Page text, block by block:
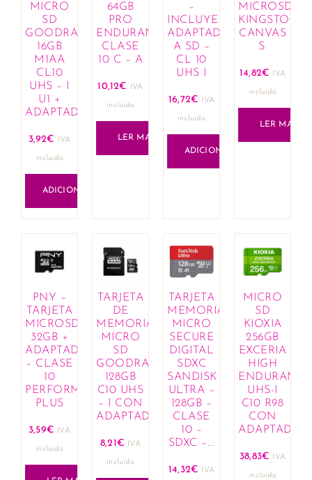
MICRO
SD
GOODRAM
16GB
M1AA
CL10
UHS – I
U1 +
ADAPTADOR
3,92€ IVA
incluido
ADICIONAR
64GB
PRO
ENDURANCE
CLASE
10 C – A
10,12€ IVA
incluido
LER MAIS
–
INCLUYE
ADAPTADOR
A SD –
CL 10
UHS I
16,72€ IVA
incluido
ADICIONAR
MICROSD
KINGSTON
CANVAS
S·
14,82€ IVA
incluido
LER MAIS
PNY –
TARJETA
MICROSD
32GB +
ADAPTADOR
– CLASE
10
PERFORMANCE
PLUS
3,59€ IVA
incluido
TARJETA
DE
MEMORIA
MICRO
SD
GOODRAM
128GB
C10 UHS
– I CON
ADAPTADOR
8,21 € IVA
incluido
TARJETA
MEMORIA
MICRO
SECURE
DIGITAL
SDXC
SANDISK
ULTRA –
128GB –
CLASE
10 –
SDXC –...
14,32€ IVA
MICRO
SD
KIOXIA
256GB
EXCERIA
HIGH
ENDURANCE
UHS-I
C10 R98
CON
ADAPTADOR
38,83€ IVA
incluido